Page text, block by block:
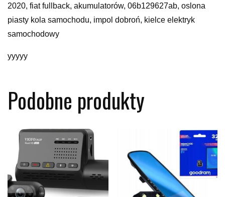
2020, fiat fullback, akumulatorów, 06b129627ab, oslona
piasty kola samochodu, impol dobroń, kielce elektryk
samochodowy
yyyyy
Podobne produkty